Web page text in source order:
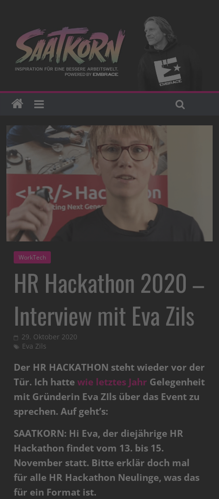
WorkTech
HR Hackathon 2020 –
Interview mit Eva Zils
29. Oktober 2020
Eva Zils
Der HR HACKATHON steht wieder vor der
Tür. Ich hattewie letztes Jahr Gelegenheit
mit Gründerin Eva ZIls über das Event zu
sprechen. Auf geht’s:
SAATKORN: Hi Eva, der diejährige HR
Hackathon findet vom 13. bis 15.
November statt. Bitte erklär doch mal
für alle HR Hackathon Neulinge, was das
für ein Format ist.